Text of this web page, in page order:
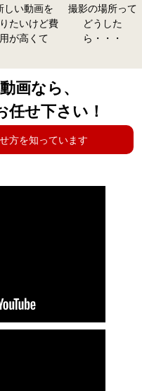
しい動画を
たいけど費
用が高くて
撮影の場所って
どうした
ら・・・
画なら、
せ下さい！
方を知っています